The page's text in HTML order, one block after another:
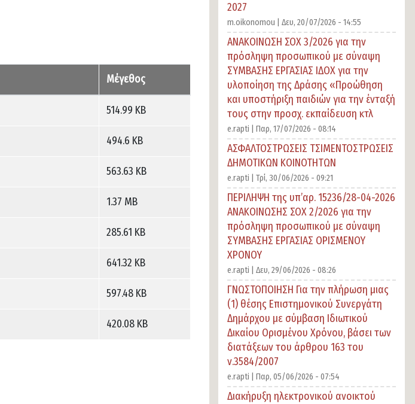
Μέγεθος
514.99 KB
494.6 KB
563.63 KB
1.37 MB
285.61 KB
641.32 KB
597.48 KB
420.08 KB
2027
m.oikonomou | Δευ, 20/07/2026 - 14:55
ΑΝΑΚΟΙΝΩΣΗ ΣΟΧ 3/2026 για την
πρόσληψη προσωπικού με σύναψη
ΣΥΜΒΑΣΗΣ ΕΡΓΑΣΙΑΣ ΙΔΟΧ για την
υλοποίηση της Δράσης «Προώθηση
και υποστήριξη παιδιών για την ένταξή
τους στην προσχ. εκπαίδευση κτλ
e.rapti | Παρ, 17/07/2026 - 08:14
ΑΣΦΑΛΤΟΣΤΡΩΣΕΙΣ ΤΣΙΜΕΝΤΟΣΤΡΩΣΕΙΣ
ΔΗΜΟΤΙΚΩΝ ΚΟΙΝΟΤΗΤΩΝ
e.rapti | Τρί, 30/06/2026 - 09:21
ΠΕΡΙΛΗΨΗ της υπ’αρ. 15236/28-04-2026
ΑΝΑΚΟΙΝΩΣΗΣ ΣΟΧ 2/2026 για την
πρόσληψη προσωπικού με σύναψη
ΣΥΜΒΑΣΗΣ ΕΡΓΑΣΙΑΣ ΟΡΙΣΜΕΝΟΥ
ΧΡΟΝΟΥ
e.rapti | Δευ, 29/06/2026 - 08:26
ΓΝΩΣΤΟΠΟΙΗΣΗ Για την πλήρωση μιας
(1) θέσης Επιστημονικού Συνεργάτη
Δημάρχου με σύμβαση Ιδιωτικού
Δικαίου Ορισμένου Χρόνου, βάσει των
διατάξεων του άρθρου 163 του
ν.3584/2007
e.rapti | Παρ, 05/06/2026 - 07:54
Διακήρυξη ηλεκτρονικού ανοικτού